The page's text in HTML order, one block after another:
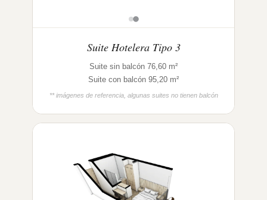
Suite Hotelera Tipo 3
Suite sin balcón 76,60 m²
Suite con balcón 95,20 m²
** imágenes de referencia, algunas suites no tienen balcón